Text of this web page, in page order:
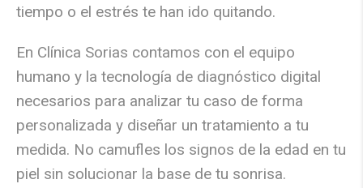
tiempo o el estrés te han ido quitando.
En Clínica Sorias contamos con el equipo
humano y la tecnología de diagnóstico digital
necesarios para analizar tu caso de forma
personalizada y diseñar un tratamiento a tu
medida. No camufles los signos de la edad en tu
piel sin solucionar la base de tu sonrisa.